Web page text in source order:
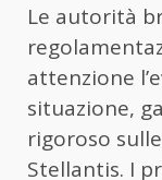
Le autorità
attenzione
situazione,
rigoroso
Stellantis. I